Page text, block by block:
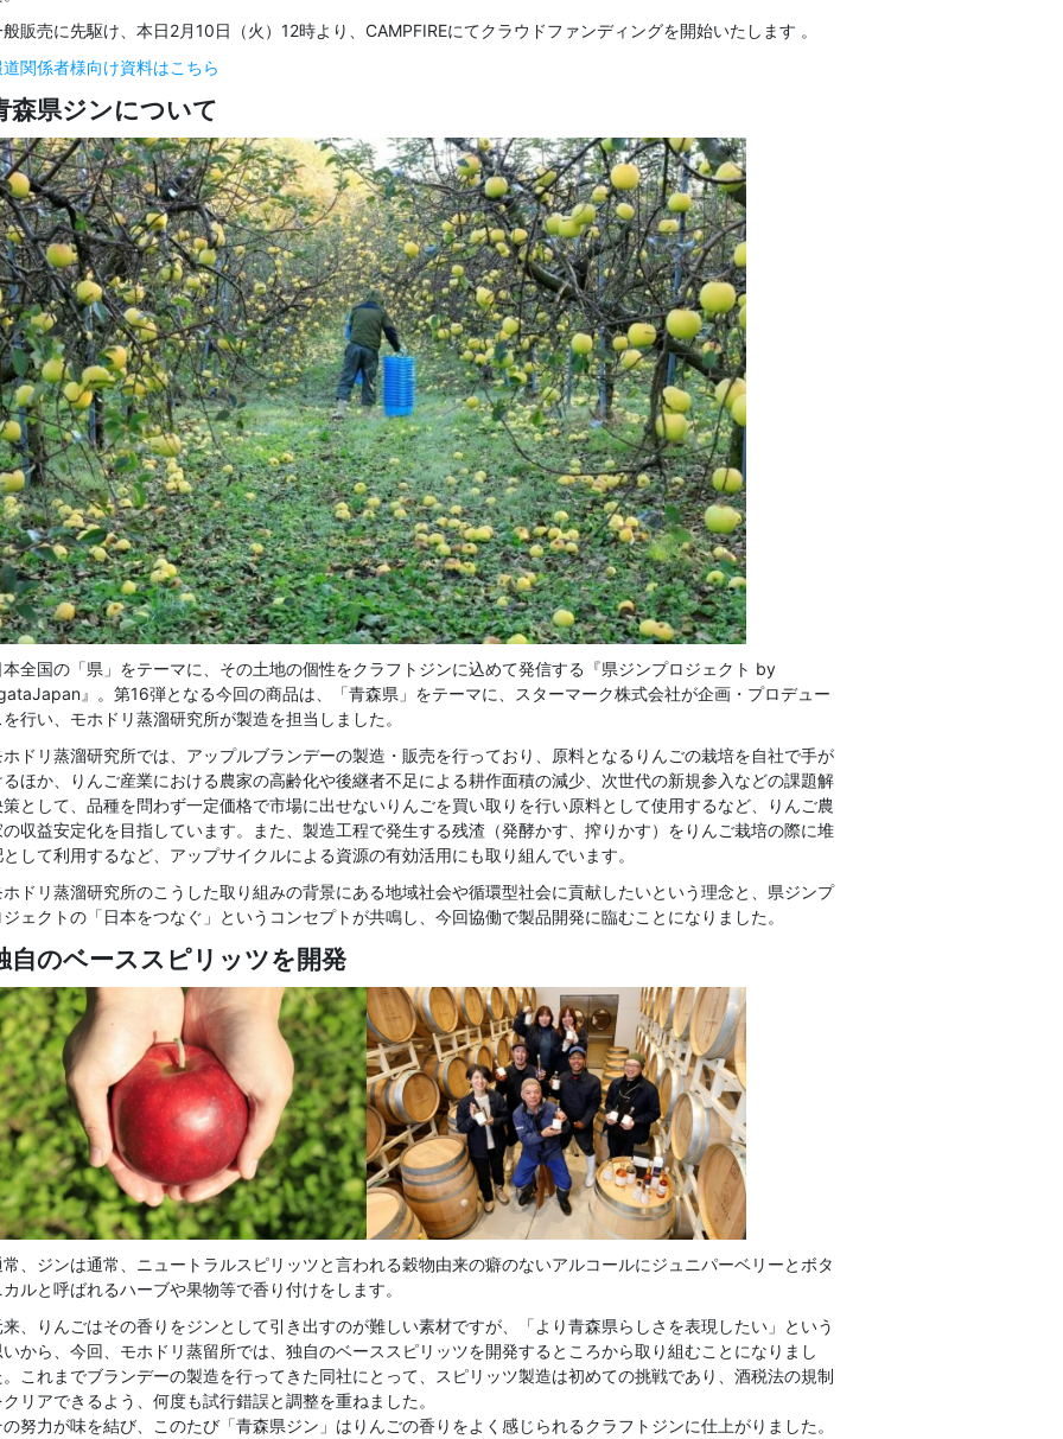
般販売に先駆け、本日2月10日（火）12時より、CAMPFIREにてクラウドファンディングを開始いたします 。
道関係者様向け資料はこちら
森県ジンについて
本全国の「県」をテーマに、その土地の個性をクラフトジンに込めて発信する『県ジンプロジェクト by
』。第16弾となる今回の商品は、「青森県」をテーマに、スターマーク株式会社が企画・プロデュー
行い、モホドリ蒸溜研究所が製造を担当しました。
ホドリ蒸溜研究所では、アップルブランデーの製造・販売を行っており、原料となるりんごの栽培を自社で手が
るほか、りんご産業における農家の高齢化や後継者不足による耕作面積の減少、次世代の新規参入などの課題解
策として、品種を問わず一定価格で市場に出せないりんごを買い取りを行い原料として使用するなど、りんご農
の収益安定化を目指しています。また、製造工程で発生する残渣（発酵かす、搾りかす）をりんご栽培の際に堆
として利用するなど、アップサイクルによる資源の有効活用にも取り組んでいます。
ホドリ蒸溜研究所のこうした取り組みの背景にある地域社会や循環型社会に貢献したいという理念と、県ジンプ
ジェクトの「日本をつなぐ」というコンセプトが共鳴し、今回協働で製品開発に臨むことになりました。
自のベーススピリッツを開発
常、ジンは通常、ニュートラルスピリッツと言われる穀物由来の癖のないアルコールにジュニパーベリーとボタ
ルと呼ばれるハーブや果物等で香り付けをします。
来、りんごはその香りをジンとして引き出すのが難しい素材ですが、「より青森県らしさを表現したい」という
いから、今回、モホドリ蒸留所では、独自のベーススピリッツを開発するところから取り組むことになりまし
。これまでブランデーの製造を行ってきた同社にとって、スピリッツ製造は初めての挑戦であり、酒税法の規制
リアできるよう、何度も試行錯誤と調整を重ねました。
の努力が味を結び、このたび「青森県ジン」はりんごの香りをよく感じられるクラフトジンに仕上がりました。